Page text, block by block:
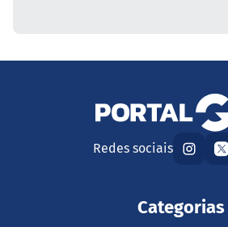
Redes sociais
Categorias